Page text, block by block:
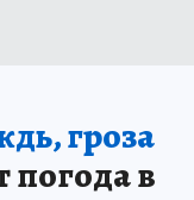
гроза
погода в